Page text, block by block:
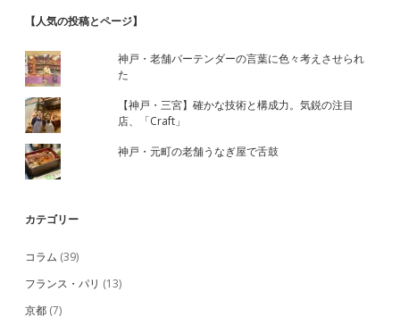
【人気の投稿とページ】
神戸・老舗バーテンダーの言葉に色々考えさせられ
た
【神戸・三宮】確かな技術と構成力。気鋭の注目
店、「Craft」
神戸・元町の老舗うなぎ屋で舌鼓
カテゴリー
コラム (39)
フランス・パリ (13)
京都 (7)